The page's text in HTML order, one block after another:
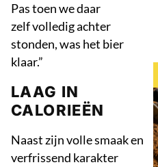
Pas toen we daar
zelf volledig achter
stonden, was het bier
klaar.”
LAAG IN
CALORIEËN
Naast zijn volle smaak en
verfrissend karakter